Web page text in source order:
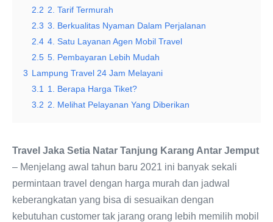
2.2 2. Tarif Termurah
2.3 3. Berkualitas Nyaman Dalam Perjalanan
2.4 4. Satu Layanan Agen Mobil Travel
2.5 5. Pembayaran Lebih Mudah
3 Lampung Travel 24 Jam Melayani
3.1
1. Berapa Harga Tiket?
3.2 2. Melihat Pelayanan Yang Diberikan
Travel Jaka Setia Natar Tanjung Karang Antar Jemput
– Menjelang awal tahun baru 2021 ini banyak sekali
permintaan travel dengan harga murah dan jadwal
keberangkatan yang bisa di sesuaikan dengan
kebutuhan customer tak jarang orang lebih memilih mobil